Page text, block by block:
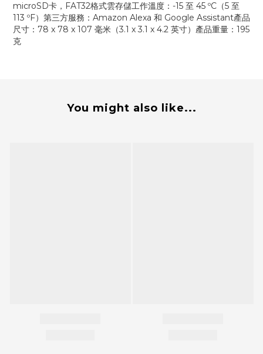
microSD卡，FAT32格式雲存儲工作溫度：-15 至 45 ºC（5 至
113 ºF）第三方服務：Amazon Alexa 和 Google Assistant產品
尺寸：78 x 78 x 107 毫米（3.1 x 3.1 x 4.2 英寸）產品重量：195
克
You might also like...